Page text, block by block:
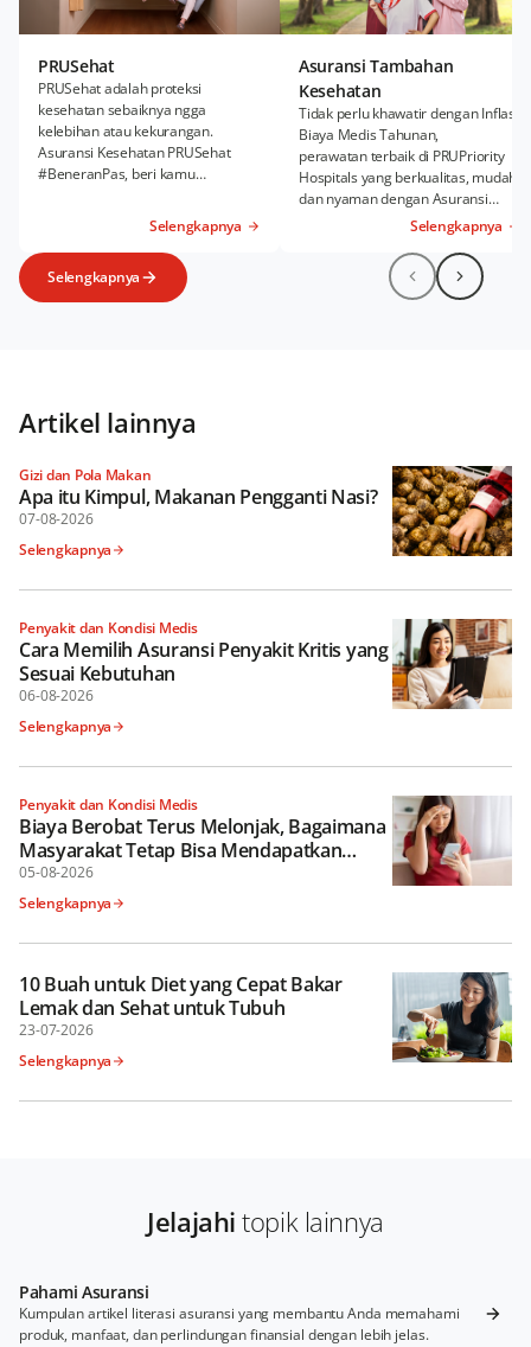
PRUSehat
PRUSehat adalah proteksi
kesehatan sebaiknya ngga
kelebihan atau kekurangan.
Asuransi Kesehatan PRUSehat
#BeneranPas, beri kamu
Rawat Jalan sesuai kebutuhanmu.
Selengkapnya
Asuransi Tambahan
Kesehatan
Tidak perlu khawatir dengan Inflasi
Biaya Medis Tahunan,
perawatan terbaik di PRUPriority
Hospitals yang berkualitas, mudah,
dan nyaman dengan Asuransi
Kesehatan Tambahan PRUWell
Selengkapnya
Selengkapnya
Artikel lainnya
Gizi dan Pola Makan
Apa itu Kimpul, Makanan Pengganti Nasi?
07-08-2026
Selengkapnya
Penyakit dan Kondisi Medis
Cara Memilih Asuransi Penyakit Kritis yang
Sesuai Kebutuhan
06-08-2026
Selengkapnya
Penyakit dan Kondisi Medis
Biaya Berobat Terus Melonjak, Bagaimana
Masyarakat Tetap Bisa Mendapatkan
Perlindungan Kesehatan yang Optimal?
05-08-2026
Selengkapnya
10 Buah untuk Diet yang Cepat Bakar
Lemak dan Sehat untuk Tubuh
23-07-2026
Selengkapnya
Jelajahitopik lainnya
Pahami Asuransi
Kumpulan artikel literasi asuransi yang membantu Anda memahami
produk, manfaat, dan perlindungan finansial dengan lebih jelas.